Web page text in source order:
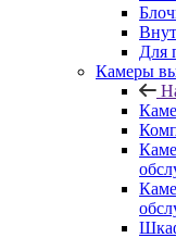
Для
Камеры